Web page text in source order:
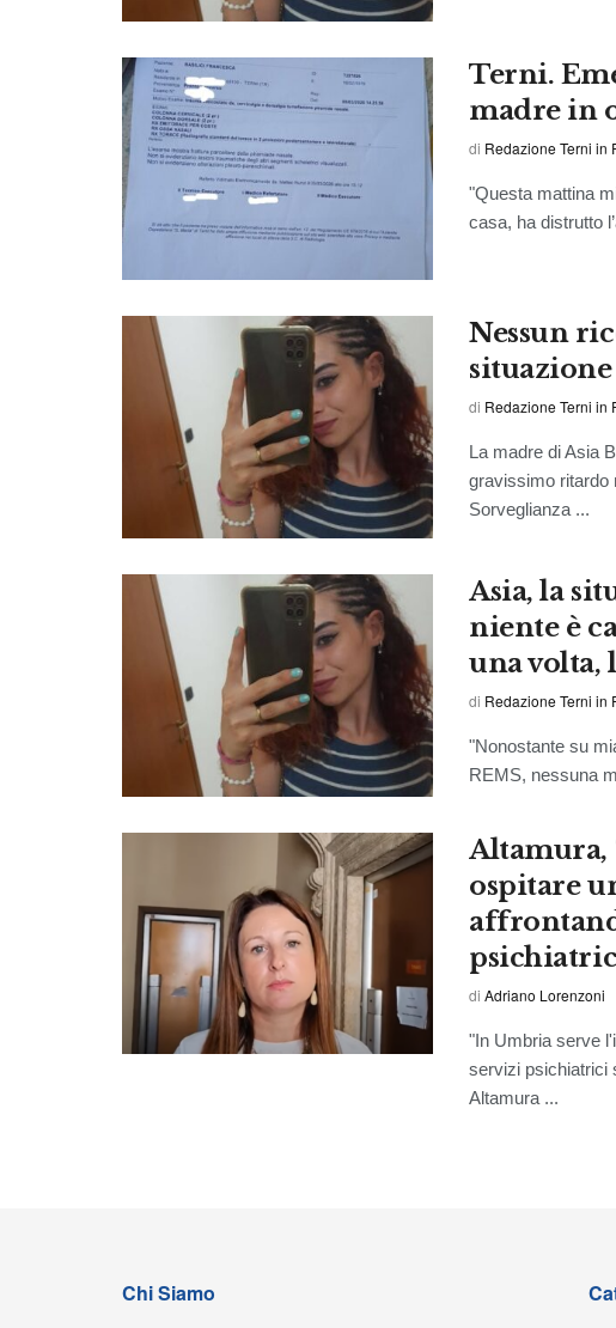
Terni.
madre in
di Redazione Terni in
"Questa mattina
casa, ha distrutto
Nessun
di Redazione Terni in
La madre di Asia
gravissimo ritardo
Sorveglianza ...
Asia, la
niente è
una volta,
di Redazione Terni in
"Nonostante su
REMS, nessuna
Altamura,
ospitare
di Adriano Lorenzoni
"In Umbria serve
servizi psichiatrici
Altamura ...
Chi Siamo